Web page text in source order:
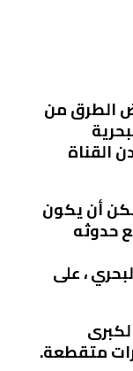
الطرق من
القناة
أن يكون
حدوثه
، على
متقطعة.